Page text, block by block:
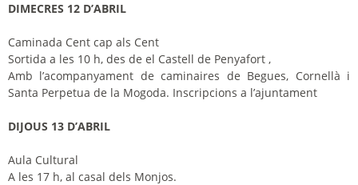
DIMECRES 12 D’ABRIL
Caminada Cent cap als Cent
Sortida a les 10 h, des de el Castell de Penyafort ,
Amb l’acompanyament de caminaires de Begues, Cornellà i
Santa Perpetua de la Mogoda. Inscripcions a l’ajuntament
DIJOUS 13 D’ABRIL
Aula Cultural
A les 17 h, al casal dels Monjos.